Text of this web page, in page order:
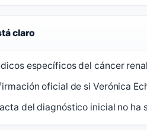
claro
específicos del cáncer
oficial de si Verónica
del diagnóstico inicial no ha